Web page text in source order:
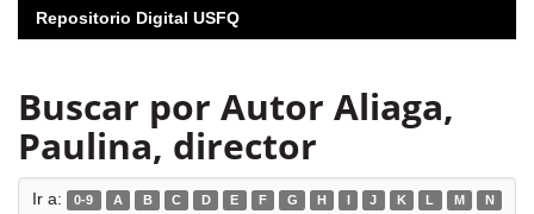
Repositorio Digital USFQ
Buscar por Autor Aliaga,
Paulina, director
Ir a: 0-9 A B C D E F G H I J K L M
N